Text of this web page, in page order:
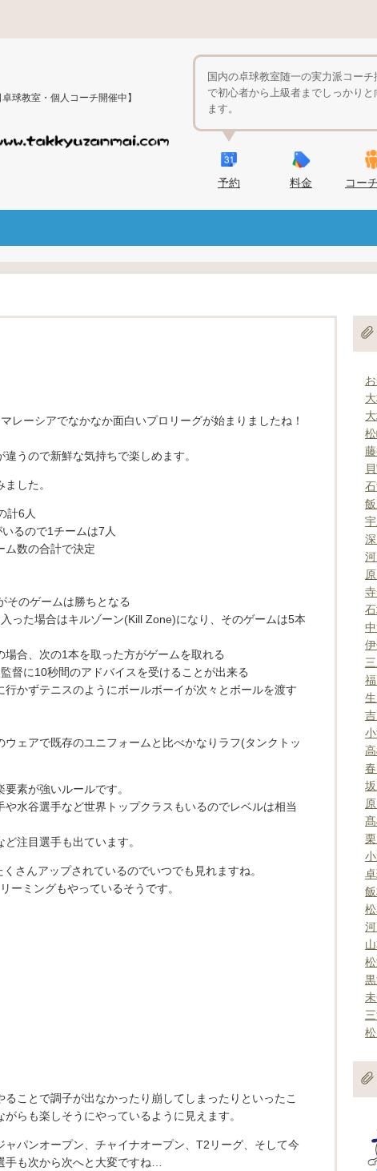
教室・個人コーチ開催中】
国内の卓球教室随一の実力派コー
で初心者から上級者までしっかり
ます。
予約 料金 コー
レーシアでなかなか面白いプロリーグが始まりましたね！
うので新鮮な気持ちで楽しめます。
した。
計6人
るので1チームは7人
ム数の合計で決定
そのゲームは勝ちとなる
った場合はキルゾーン(Kill Zone)になり、そのゲームは5本
場合、次の1本を取った方がゲームを取れる
督に10秒間のアドバイスを受けることが出来る
行かずテニスのようにボールボーイが次々とボールを渡す
ウェアで既存のユニフォームと比べかなりラフ(タンクトッ
素が強いルールです。
水谷選手など世界トップクラスもいるのでレベルは相当
注目選手も出ています。
さんアップされているのでいつでも見れますね。
ーミングもやっているそうです。
ことで調子が出なかったり崩してしまったりといったこ
らも楽しそうにやっているように見えます。
ャパンオープン、チャイナオープン、T2リーグ、そして今
も次から次へと大変ですね…